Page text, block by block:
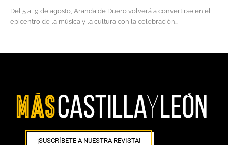
Del 5 al 9 de agosto, Aranda de Duero volverá a convertirse en el
epicentro de la música y la cultura con la celebración...
¡SUSCRÍBETE A NUESTRA REVISTA!